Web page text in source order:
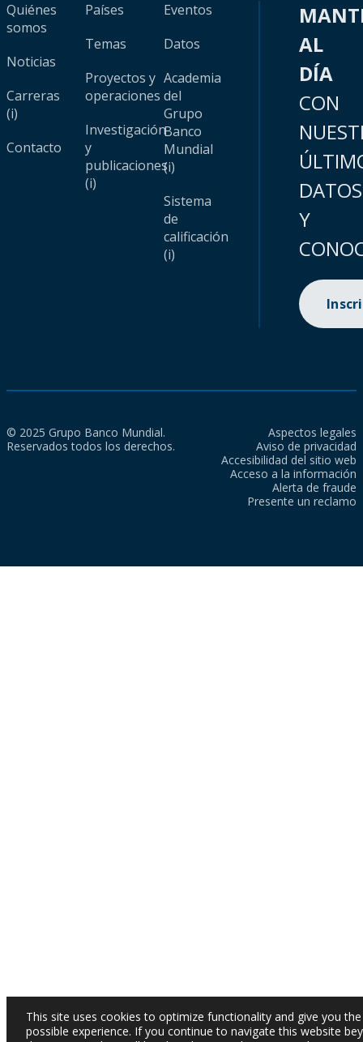
Quiénes
somos
Noticias
Carreras
(i)
Contacto
Países
Temas
Proyectos y
operaciones
Investigación
y
publicaciones
(i)
Eventos
Datos
Academia
del
Grupo
Banco
Mundial
(i)
Sistema
de
calificación
(i)
AL
DÍA
CON
DATOS
Y
© 2025 Grupo Banco Mundial.
Reservados todos los derechos.
Aspectos legales
Aviso de privacidad
Accesibilidad del sitio web
Acceso a la información
Alerta de fraude
Presente un reclamo
This site uses cookies to optimize functionality and give you
possible experience. If you continue to navigate this website